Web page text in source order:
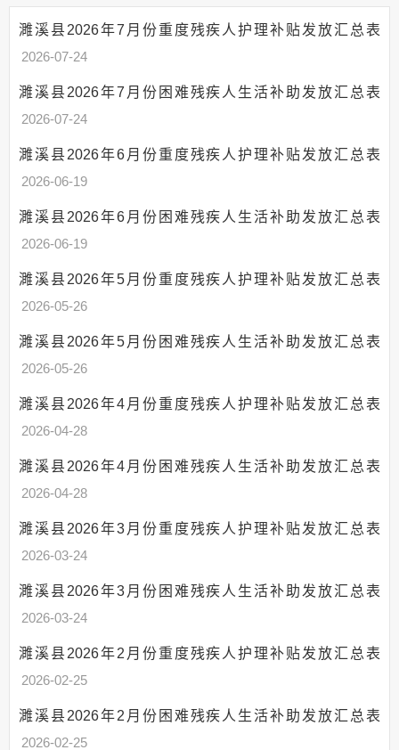
政策法规
人事信息
财政资金
财政专项资金
制度文件
农村居民最低生活
保障补助资金管理和使用情况
城市居民最低生活
保障补助资金管理和使用情况
活救助
政策与标准
农村五保供养服务
机构建设
部门项目
乡村振兴（精准脱贫）
公共服务和中介服务
网上政务服务
养老服务
濉溪县2026年7月份重度残疾人护理补贴发放汇总表
2026-07-24
濉溪县2026年7月份困难残疾人生活补助发放汇总表
2026-07-24
濉溪县2026年6月份重度残疾人护理补贴发放汇总表
2026-06-19
濉溪县2026年6月份困难残疾人生活补助发放汇总表
2026-06-19
濉溪县2026年5月份重度残疾人护理补贴发放汇总表
2026-05-26
濉溪县2026年5月份困难残疾人生活补助发放汇总表
2026-05-26
濉溪县2026年4月份重度残疾人护理补贴发放汇总表
2026-04-28
濉溪县2026年4月份困难残疾人生活补助发放汇总表
2026-04-28
濉溪县2026年3月份重度残疾人护理补贴发放汇总表
2026-03-24
濉溪县2026年3月份困难残疾人生活补助发放汇总表
2026-03-24
濉溪县2026年2月份重度残疾人护理补贴发放汇总表
2026-02-25
濉溪县2026年2月份困难残疾人生活补助发放汇总表
2026-02-25